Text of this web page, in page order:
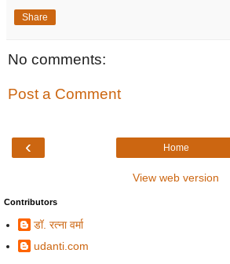
Share
No comments:
Post a Comment
‹ Home
View web version
Contributors
डॉ. रत्ना वर्मा
udanti.com